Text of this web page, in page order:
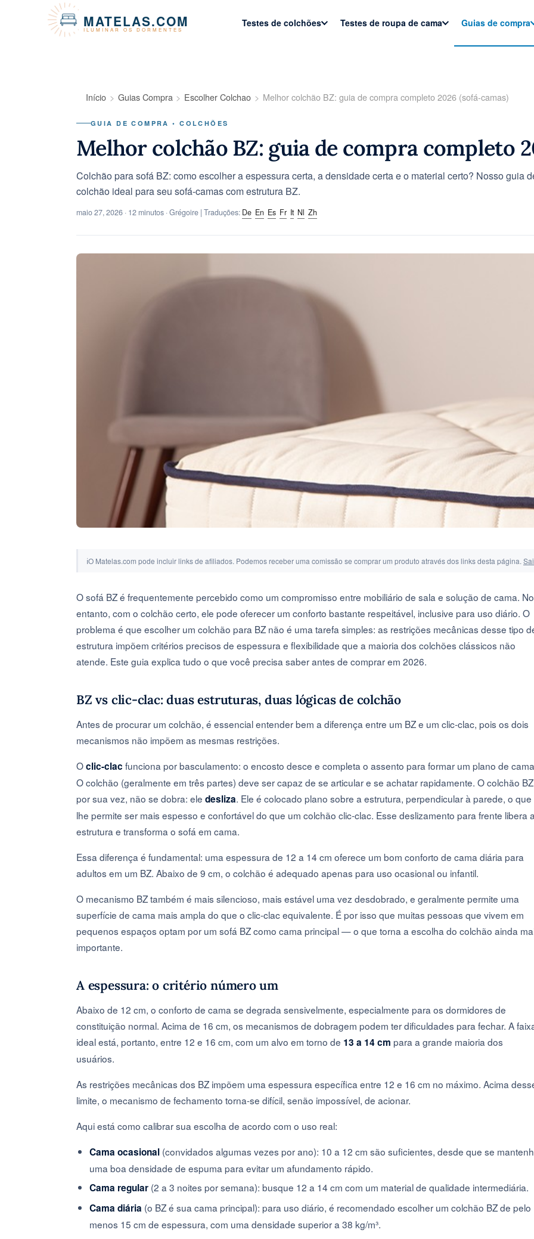
MATELAS.COM
ILUMINAR OS DORMENTES
Testes de colchões Testes de roupa de cama Guias de compra
Início Guias Compra Escolher Colchao Melhor colchão BZ: guia de compra completo 2026 (sofá-camas)
GUIA DE COMPRA • COLCHÕES
Melhor colchão BZ: guia de compra completo
Colchão para sofá BZ: como escolher a espessura certa, a densidade certa e o material certo? Nosso guia
colchão ideal para seu sofá-camas com estrutura BZ.
maio 27, 2026 · 12 minutos · Grégoire | Traduções: De En Es Fr It Nl Zh
ℹO Matelas.com pode incluir links de afiliados. Podemos receber uma comissão se comprar um produto através dos links desta página.
O sofá BZ é frequentemente percebido como um compromisso entre mobiliário de sala e solução de cama. No
entanto, com o colchão certo, ele pode oferecer um conforto bastante respeitável, inclusive para uso diário. O
problema é que escolher um colchão para BZ não é uma tarefa simples: as restrições mecânicas desse tipo
estrutura impõem critérios precisos de espessura e flexibilidade que a maioria dos colchões clássicos não
atende. Este guia explica tudo o que você precisa saber antes de comprar em 2026.
BZ vs clic-clac: duas estruturas, duas lógicas de colchão
Antes de procurar um colchão, é essencial entender bem a diferença entre um BZ e um clic-clac, pois os dois
mecanismos não impõem as mesmas restrições.
Oclic-clac funciona por basculamento: o encosto desce e completa o assento para formar um plano de
O colchão (geralmente em três partes) deve ser capaz de se articular e se achatar rapidamente. O colchão
por sua vez, não se dobra: ele desliza. Ele é colocado plano sobre a estrutura, perpendicular à parede, o que
lhe permite ser mais espesso e confortável do que um colchão clic-clac. Esse deslizamento para frente libera
estrutura e transforma o sofá em cama.
Essa diferença é fundamental: uma espessura de 12 a 14 cm oferece um bom conforto de cama diária para
adultos em um BZ. Abaixo de 9 cm, o colchão é adequado apenas para uso ocasional ou infantil.
O mecanismo BZ também é mais silencioso, mais estável uma vez desdobrado, e geralmente permite uma
superfície de cama mais ampla do que o clic-clac equivalente. É por isso que muitas pessoas que vivem em
pequenos espaços optam por um sofá BZ como cama principal — o que torna a escolha do colchão ainda
importante.
A espessura: o critério número um
Abaixo de 12 cm, o conforto de cama se degrada sensivelmente, especialmente para os dormidores de
constituição normal. Acima de 16 cm, os mecanismos de dobragem podem ter dificuldades para fechar. A
ideal está, portanto, entre 12 e 16 cm, com um alvo em torno de 13 a 14 cm para a grande maioria dos
usuários.
As restrições mecânicas dos BZ impõem uma espessura específica entre 12 e 16 cm no máximo. Acima
limite, o mecanismo de fechamento torna-se difícil, senão impossível, de acionar.
Aqui está como calibrar sua escolha de acordo com o uso real:
Cama ocasional (convidados algumas vezes por ano): 10 a 12 cm são suficientes, desde que se
uma boa densidade de espuma para evitar um afundamento rápido.
Cama regular (2 a 3 noites por semana): busque 12 a 14 cm com um material de qualidade intermediária.
Cama diária (o BZ é sua cama principal): para uso diário, é recomendado escolher um colchão BZ de pelo
menos 15 cm de espessura, com uma densidade superior a 38 kg/m³.
Painel de Gerenciamento de Cookies